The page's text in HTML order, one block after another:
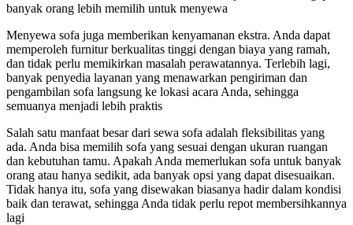
banyak orang lebih memilih untuk menyewa
Menyewa sofa juga memberikan kenyamanan ekstra. Anda dapat
memperoleh furnitur berkualitas tinggi dengan biaya yang ramah,
dan tidak perlu memikirkan masalah perawatannya. Terlebih lagi,
banyak penyedia layanan yang menawarkan pengiriman dan
pengambilan sofa langsung ke lokasi acara Anda, sehingga
semuanya menjadi lebih praktis
Salah satu manfaat besar dari sewa sofa adalah fleksibilitas yang
ada. Anda bisa memilih sofa yang sesuai dengan ukuran ruangan
dan kebutuhan tamu. Apakah Anda memerlukan sofa untuk banyak
orang atau hanya sedikit, ada banyak opsi yang dapat disesuaikan.
Tidak hanya itu, sofa yang disewakan biasanya hadir dalam kondisi
baik dan terawat, sehingga Anda tidak perlu repot membersihkannya
lagi